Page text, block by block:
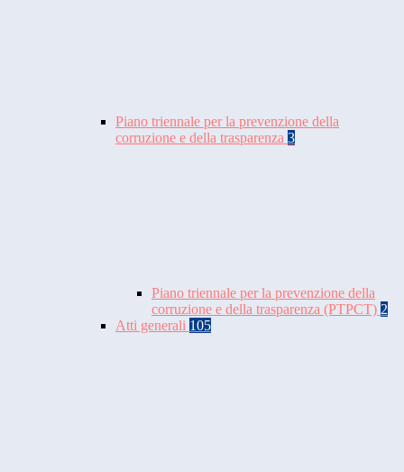
Piano triennale per la prevenzione della
corruzione e della trasparenza 3
Piano triennale per la prevenzione della
corruzione e della trasparenza (PTPCT) 2
Atti generali 105